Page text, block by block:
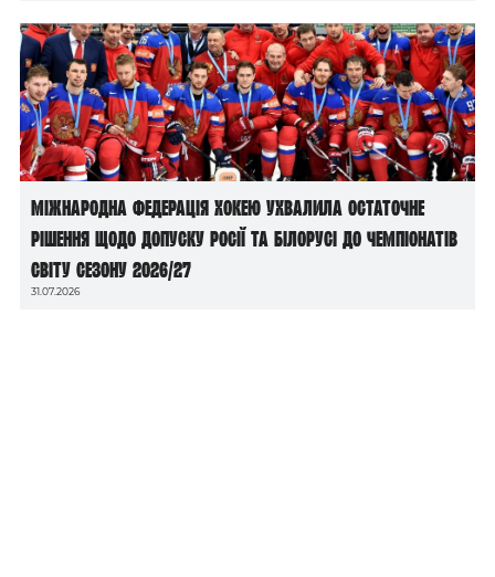
Міжнародна федерація хокею ухвалила остаточне
рішення щодо допуску росії та білорусі до чемпіонатів
світу сезону 2026/27
31.07.2026